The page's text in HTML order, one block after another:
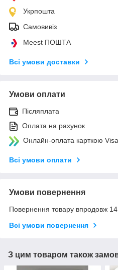
Укрпошта
Самовивіз
Meest ПОШТА
Всі умови доставки
Умови оплати
Післяплата
Оплата на рахунок
Онлайн-оплата карткою
Всі умови оплати
Умови повернення
Повернення товару впродовж 14
Всі умови повернення
З цим товаром також